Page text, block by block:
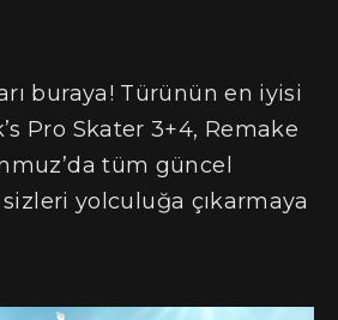
buraya! Türünün en iyisi
Pro Skater 3+4, Remake
tüm güncel
yolculuğa çıkarmaya